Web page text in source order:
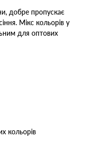
добре пропускає
Мікс кольорів у
для оптових
кольорів